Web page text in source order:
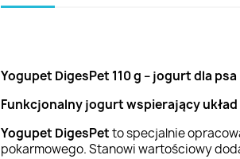
Yogupet DigesPet 110 g – jogurt dla psa
Funkcjonalny jogurt wspierający
Yogupet DigesPetto specjalnie
pokarmowego. Stanowi wartościowy